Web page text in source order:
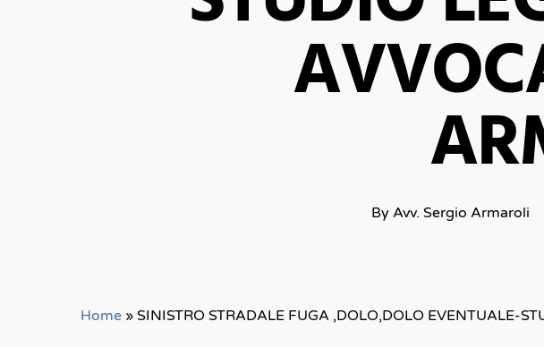
By Avv. Sergio Armaroli
Home » SINISTRO STRADALE FUGA ,DOLO,DOLO EVENTUALE-